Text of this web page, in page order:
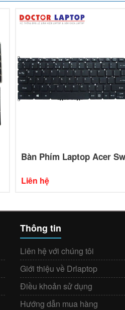
Bàn Phím Laptop Acer
Liên hệ
Thông tin
Liên hệ với chúng tôi
Giới thiệu về Drlaptop
Điều khoản sử dụng
Hướng dẫn mua hàng